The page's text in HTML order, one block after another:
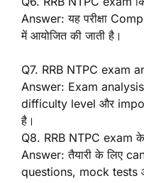
Answer: यह परीक्षा
में आयोजित की जाती है।
Q7. RRB NTPC exam
Answer: Exam analysis
difficulty level और
है।
Q8. RRB NTPC exam
Answer: तैयारी के लिए
questions, mock tests